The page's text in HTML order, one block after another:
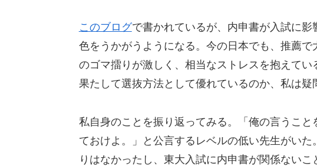
このブログで書かれているが、内申書が入試に
色をうかがうようになる。今の日本でも、推薦
のゴマ擂りが激しく、相当なストレスを抱えてい
果たして選抜方法として優れているのか、私は疑
私自身のことを振り返ってみる。「俺の言うこ
ておけよ。」と公言するレベルの低い先生がい
りはなかったし、東大入試に内申書が関係ない